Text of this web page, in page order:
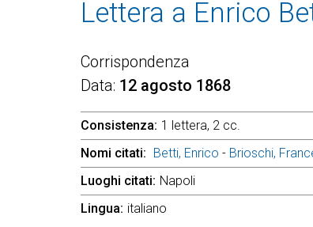
Lettera a Enrico
Corrispondenza
Data 12 agosto 1868
Consistenza 1 lettera, 2 cc.
Nomi citati
Betti, Enrico - Brioschi,
Luoghi citati Napoli
Lingua italiano